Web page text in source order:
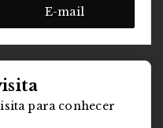
E-mail
para conhecer